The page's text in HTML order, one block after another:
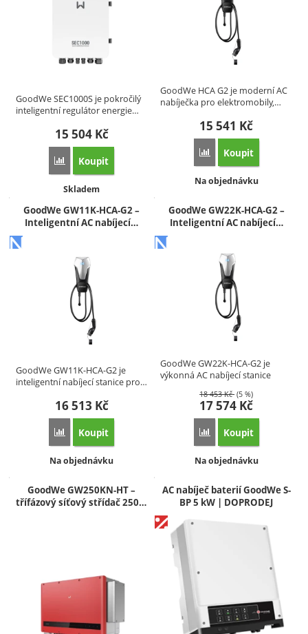
GoodWe SEC1000S je pokročilý
inteligentní regulátor energie…
15 504 Kč
Přidat 'GoodWe SEC1000S – Inteligentní regulátor energie
Koupit
Dostupnost:
Skladem
GoodWe HCA G2 je moderní AC
nabíječka pro elektromobily,…
15 541 Kč
Přidat 'GoodWe HCA
Koupit
Dostupnost:
Na objednávku
GoodWe GW11K-HCA-G2 –
Inteligentní AC nabíjecí…
GoodWe GW11K-HCA-G2 je
inteligentní nabíjecí stanice pro…
16 513 Kč
Přidat 'GoodWe GW11K-HCA-G2 – Inteligentní AC
Koupit
Dostupnost:
Na objednávku
GoodWe GW22K-HCA-G2 –
Inteligentní AC nabíjecí…
GoodWe GW22K-HCA-G2 je
výkonná AC nabíjecí stanice
18 453Kč (5 %)
17 574 Kč
Přidat 'GoodWe
Koupit
Dostupnost:
Na objednávku
GoodWe GW250KN-HT –
třífázový síťový střídač 250…
AC nabíječ baterií GoodWe S-
BP 5 kW | DOPRODEJ